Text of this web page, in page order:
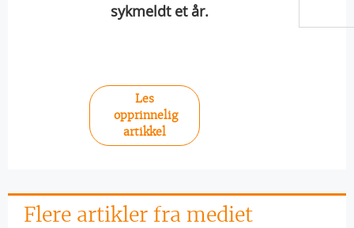
sykmeldt et år.
Les
opprinnelig
artikkel
Flere artikler fra mediet